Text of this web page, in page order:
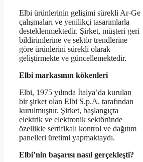
Elbi ürünlerinin gelişimi sürekli Ar-Ge
çalışmaları ve yenilikçi tasarımlarla
desteklenmektedir. Şirket, müşteri geri
bildirimlerine ve sektör trendlerine
göre ürünlerini sürekli olarak
geliştirmekte ve güncellemektedir.
Elbi markasının kökenleri
Elbi, 1975 yılında İtalya’da kurulan
bir şirket olan Elbi S.p.A. tarafından
kurulmuştur. Şirket, başlangıçta
elektrik ve elektronik sektöründe
özellikle sertifikalı kontrol ve dağıtım
panelleri üretimi yapmaktaydı.
Elbi’nin başarısı nasıl gerçekleşti?